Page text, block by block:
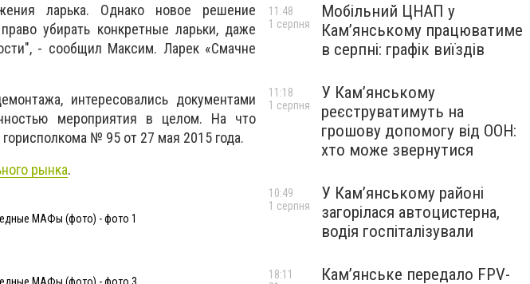
ларька. Однако новое решение
убирать конкретные ларьки, даже
- сообщил Максим. Ларек «Смачне
интересовались документами
мероприятия в целом. На что
№ 95 от 27 мая 2015 года.
рынка.
МАФы (фото) - фото 1
МАФы (фото) - фото 3
Мобільний ЦНАП у
Кам’янському працюватиме
в серпні: графік виїздів
11:48
1 серпня
У Кам’янському
реєструватимуть на
грошову допомогу від ООН:
хто може звернутися
11:18
1 серпня
У Кам’янському районі
загорілася автоцистерна,
водія госпіталізували
10:49
1 серпня
Кам’янське передало FPV-
18:11